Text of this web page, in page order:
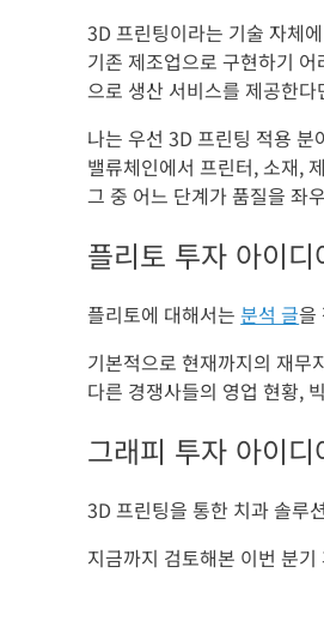
3D 프린팅이라는 기술 자체
기존 제조업으로 구현하기
으로 생산 서비스를 제공한
나는 우선 3D 프린팅 적용
밸류체인에서 프린터, 소재,
그 중 어느 단계가 품질을 좌
플리토 투자 아이디
플리토에 대해서는분석 글을
기본적으로 현재까지의 재무
다른 경쟁사들의 영업 현황,
그래피 투자 아이디
3D 프린팅을 통한 치과 솔루
지금까지 검토해본 이번 분